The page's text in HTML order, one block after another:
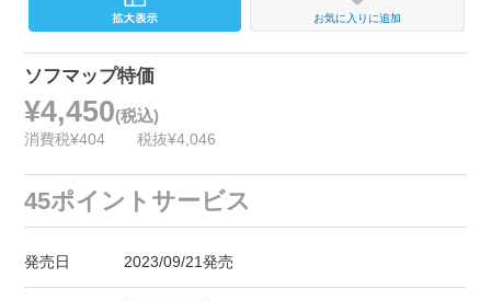
お気に入りに追加
ソフマップ特価
¥4,450(税込)
消費税¥404 税抜¥4,046
45ポイントサービス
発売日 2023/09/21発売